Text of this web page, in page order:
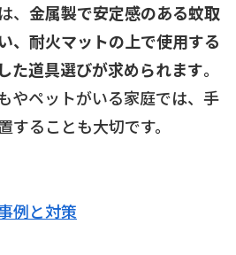
金属製で安定感のある蚊取
、耐火マットの上で使用する
た道具選びが求められます。
やペットがいる家庭では、手
ることも大切です。
例と対策